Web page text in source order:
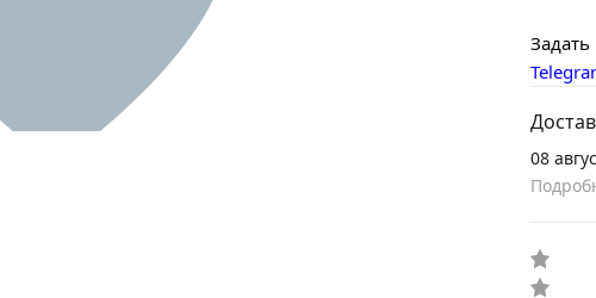
Задать
08